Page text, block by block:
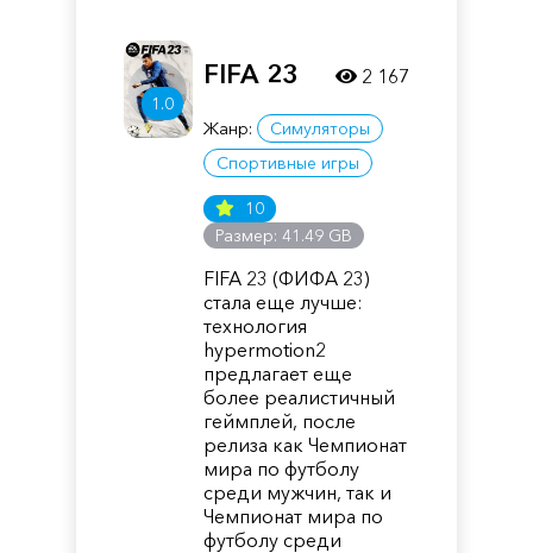
1.0
FIFA 23
Жанр:
Симуляторы
Спортивные игры
10
Размер: 41.49 GB
FIFA 23 (ФИФА 23)
стала еще лучше:
технология
hypermotion2
предлагает еще
более реалистичный
геймплей, после
релиза как Чемпионат
мира по футболу
среди мужчин, так и
Чемпионат мира по
футболу среди
2 167